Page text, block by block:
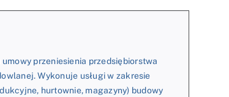
przeniesienia przedsiębiorstwa
Wykonuje usługi w zakresie
hurtownie, magazyny) budowy